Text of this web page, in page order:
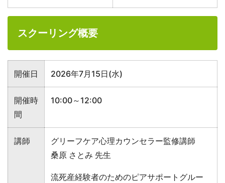
スクーリング概要
開催日 2026年7月15日(水)
開催時
間
10:00～12:00
講師
グリーフケア心理カウンセラー監修講師
桑原 さとみ 先生
流死産経験者のためのピアサポートグルー